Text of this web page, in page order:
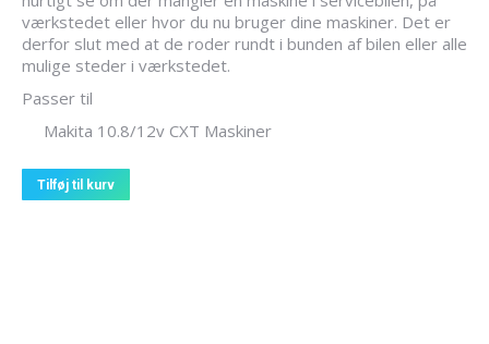
værkstedet eller hvor du nu bruger dine maskiner. Det er
derfor slut med at de roder rundt i bunden af bilen eller alle
mulige steder i værkstedet.
Passer til
Makita 10.8/12v CXT Maskiner
Tilføj til kurv